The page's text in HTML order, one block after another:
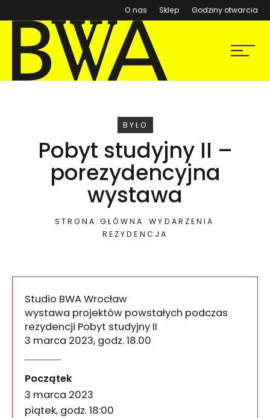
O nas Sklep (otwiera się w nowym
Godziny otwarcia
BWA Wrocław
Galerie Sztuki Współczesnej
Menu
WYDARZENIE
BYŁO
Pobyt studyjny II –
porezydencyjna
wystawa
STRONA GŁÓWNA
WYDARZENIA
REZYDENCJA
Studio BWA Wrocław
wystawa projektów powstałych podczas
rezydencji Pobyt studyjny II
3 marca 2023, godz. 18.00
Początek
3 marca 2023
piątek, godz. 18:00